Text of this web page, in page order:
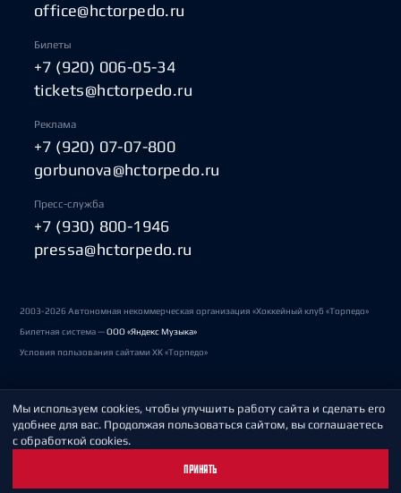
office@hctorpedo.ru
Билеты
+7 (920) 006-05-34
tickets@hctorpedo.ru
Реклама
+7 (920) 07-07-800
gorbunova@hctorpedo.ru
Пресс-служба
+7 (930) 800-1946
pressa@hctorpedo.ru
2003-2026 Автономная некоммерческая организация «Хоккейный клуб «Торпедо»
Билетная система —ООО «Яндекс Музыка»
Условия пользования сайтами ХК «Торпедо»
Политика обработки персональных данных
Пользовательское соглашение
Мы используем cookies, чтобы улучшить работу сайта и сделать его
удобнее для вас. Продолжая пользоваться сайтом, вы соглашаетесь
с обработкой cookies.
ПРИНЯТЬ